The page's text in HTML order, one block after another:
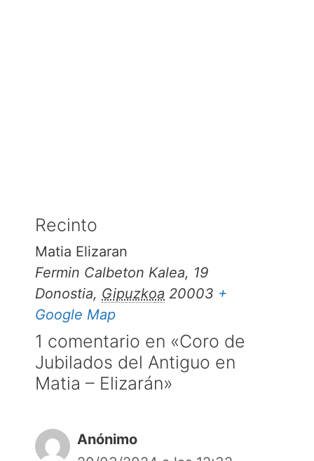
Recinto
Matia Elizaran
Fermin Calbeton Kalea, 19
Donostia, Gipuzkoa 20003 +
Google Map
1 comentario en «Coro de
Jubilados del Antiguo en
Matia – Elizarán»
Anónimo